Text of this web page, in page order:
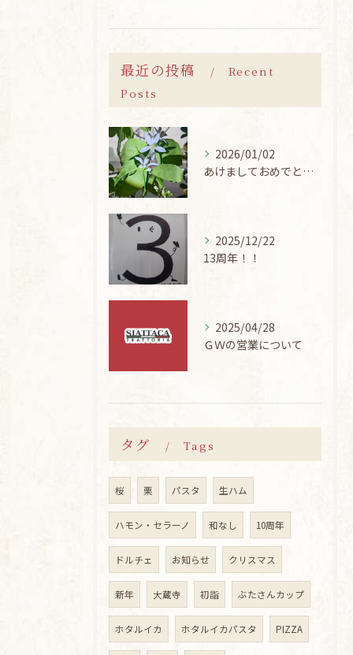
最近の投稿
Recent
Posts
2026/01/02
あけましておめでとうございます
2025/12/22
13周年！！
2025/04/28
ＧＷの営業について
タグ Tags
桜 栗 パスタ 生ハム
ハモン・セラーノ 和なし 10周年
ドルチェ お知らせ クリスマス
新年 大蔵寺 初詣 ぶたさんカップ
ホタルイカ ホタルイカパスタ PIZZA